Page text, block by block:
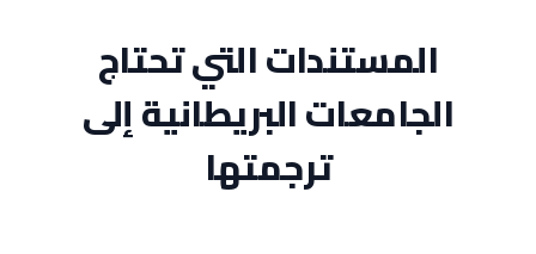
المستندات التي تحتاج
الجامعات البريطانية إلى
ترجمتها